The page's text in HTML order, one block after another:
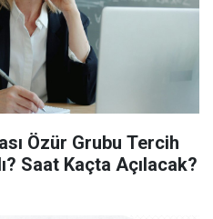
Özür Grubu Tercih
Saat Kaçta Açılacak?